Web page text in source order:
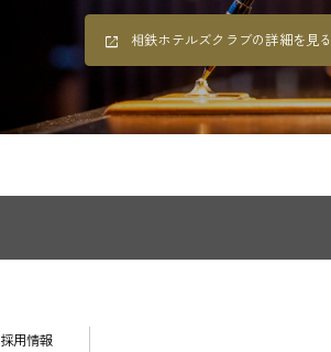
相鉄ホテルズクラブの詳細を見る
採用情報